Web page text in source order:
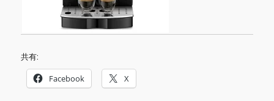
共有:
Facebook X